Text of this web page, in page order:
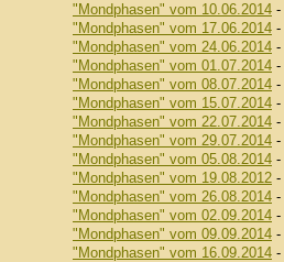
"Mondphasen" vom 10.06.2014 -
"Mondphasen" vom 17.06.2014 -
"Mondphasen" vom 24.06.2014 -
"Mondphasen" vom 01.07.2014 -
"Mondphasen" vom 08.07.2014 -
"Mondphasen" vom 15.07.2014 -
"Mondphasen" vom 22.07.2014 -
"Mondphasen" vom 29.07.2014 -
"Mondphasen" vom 05.08.2014 -
"Mondphasen" vom 19.08.2012 -
"Mondphasen" vom 26.08.2014 -
"Mondphasen" vom 02.09.2014 -
"Mondphasen" vom 09.09.2014 -
"Mondphasen" vom 16.09.2014 -